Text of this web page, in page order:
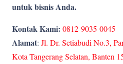
untuk bisnis Anda.
Kontak Kami: 0812-9035-0045
Alamat: Jl. Dr. Setiabudi No.3,
Kota Tangerang Selatan, Banten